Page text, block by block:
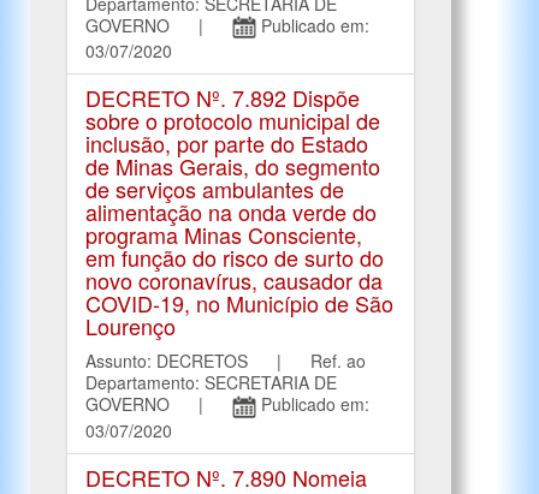
GOVERNO |
Publicado em:
03/07/2020
DECRETO Nº. 7.892 Dispõe
sobre o protocolo municipal de
inclusão, por parte do Estado
de Minas Gerais, do segmento
de serviços ambulantes de
alimentação na onda verde do
programa Minas Consciente,
em função do risco de surto do
novo coronavírus, causador da
COVID-19, no Município de São
Lourenço
Assunto: DECRETOS | Ref. ao
Departamento: SECRETARIA DE
GOVERNO |
Publicado em:
03/07/2020
DECRETO Nº. 7.890 Nomeia